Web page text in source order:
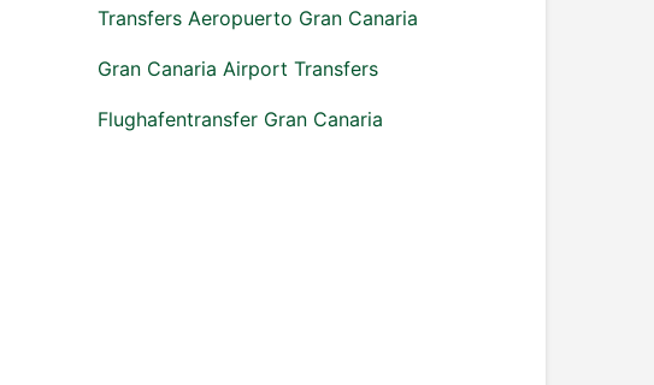
Transfers Aeropuerto Gran Canaria
Gran Canaria Airport Transfers
Flughafentransfer Gran Canaria